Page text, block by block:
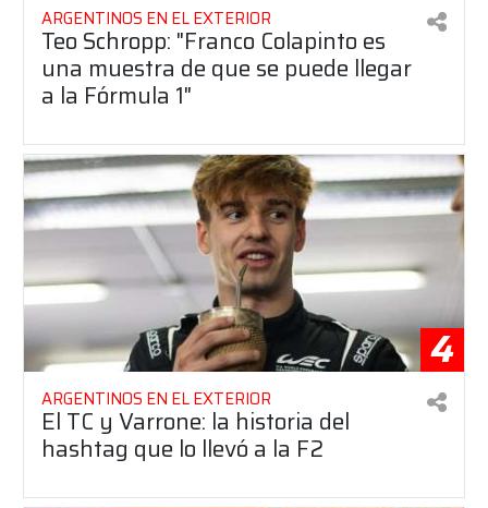
ARGENTINOS EN EL EXTERIOR
Teo Schropp: "Franco Colapinto es
una muestra de que se puede llegar
a la Fórmula 1"
4
ARGENTINOS EN EL EXTERIOR
El TC y Varrone: la historia del
hashtag que lo llevó a la F2